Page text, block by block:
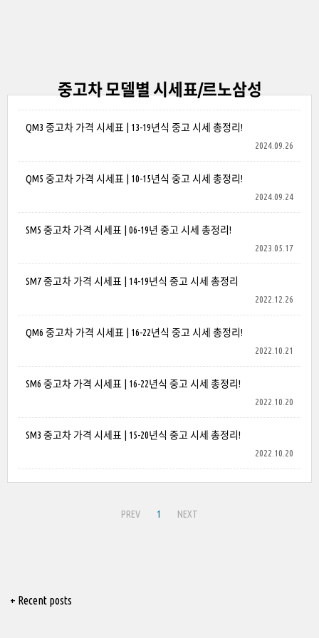
중고차 모델별 시세표/르노삼성
QM3 중고차 가격 시세표 | 13-19년식 중고 시세 총정리!
2024.09.26
QM5 중고차 가격 시세표 | 10-15년식 중고 시세 총정리!
2024.09.24
SM5 중고차 가격 시세표 | 06-19년 중고 시세 총정리!
2023.05.17
SM7 중고차 가격 시세표 | 14-19년식 중고 시세 총정리
2022.12.26
QM6 중고차 가격 시세표 | 16-22년식 중고 시세 총정리!
2022.10.21
SM6 중고차 가격 시세표 | 16-22년식 중고 시세 총정리!
2022.10.20
SM3 중고차 가격 시세표 | 15-20년식 중고 시세 총정리!
2022.10.20
PREV 1 NEXT
+ Recent posts